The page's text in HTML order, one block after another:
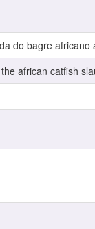
do bagre
african catfish